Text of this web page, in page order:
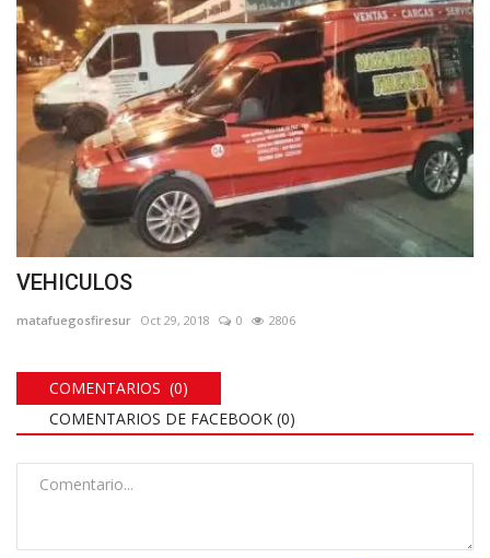
VEHICULOS
matafuegosfiresur Oct 29, 2018 0 2806
COMENTARIOS (0)
COMENTARIOS DE FACEBOOK (0)